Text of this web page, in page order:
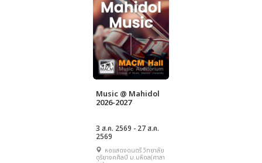
Music @ Mahidol
2026-2027
3 ส.ค. 2569 - 27 ส.ค.
2569
หอแสดงดนตรี วิทยาลัย
ดุริยางคศิลป์ ม.มหิดล(ศาลา